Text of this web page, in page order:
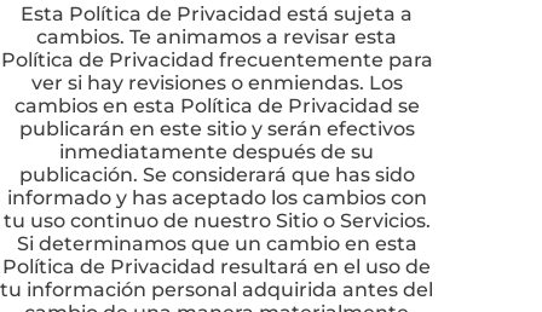
Esta Política de Privacidad está sujeta a
cambios. Te animamos a revisar esta
Política de Privacidad frecuentemente para
ver si hay revisiones o enmiendas. Los
cambios en esta Política de Privacidad se
publicarán en este sitio y serán efectivos
inmediatamente después de su
publicación. Se considerará que has sido
informado y has aceptado los cambios con
tu uso continuo de nuestro Sitio o Servicios.
Si determinamos que un cambio en esta
Política de Privacidad resultará en el uso de
tu información personal adquirida antes del